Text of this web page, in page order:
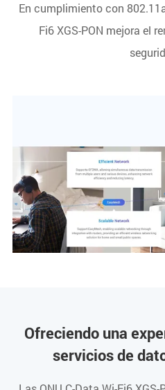
En cumplimiento con
Fi6 XGS-PON mejora el
Ofreciendo una
servicios de